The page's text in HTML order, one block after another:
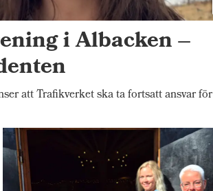
i Albacken –
att Trafikverket ska ta fortsatt ansvar för